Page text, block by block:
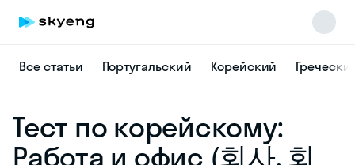
Все статьи Португальский Корейский
Тест по корейскому:
Работа и офис (회사, 회
online